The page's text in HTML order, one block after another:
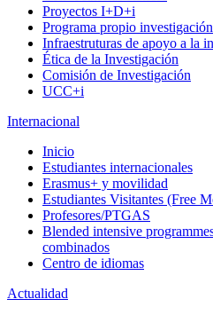
Proyectos I+D+i
Programa propio investigación
Infraestruturas de apoyo a la
Ética de la Investigación
Comisión de Investigación
UCC+i
Internacional
Inicio
Estudiantes internacionales
Erasmus+ y movilidad
Estudiantes Visitantes (Free
Profesores/PTGAS
Blended intensive
combinados
Centro de idiomas
Actualidad